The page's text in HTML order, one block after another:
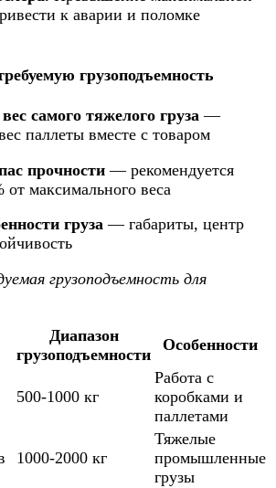
к аварии и поломке
грузоподъемность
самого тяжелого груза —
паллеты вместе с товаром
прочности — рекомендуется
от максимального веса
груза — габариты, центр
грузоподъемность для
Диапазон
грузоподъемности
Особенности
500-1000 кг
Работа с
коробками и
паллетами
1000-2000 кг
Тяжелые
промышленные
грузы